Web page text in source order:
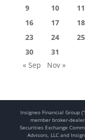
9
10 11
16
17 18
23
24 25
30
31
« Sep
Nov »
Insigneo Financial Group
member broker-
Securities Exchange
Advisors, LLC and